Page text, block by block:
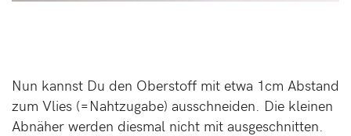
Nun kannst Du den Oberstoff mit etwa 1cm Abstand
zum Vlies (=Nahtzugabe) ausschneiden. Die kleinen
Abnäher werden diesmal nicht mit ausgeschnitten.